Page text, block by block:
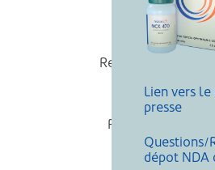
Nicox
Recevoir nos
Mentions
Politique de
Recherche
Lien vers
presse
Questions/
dépot NDA